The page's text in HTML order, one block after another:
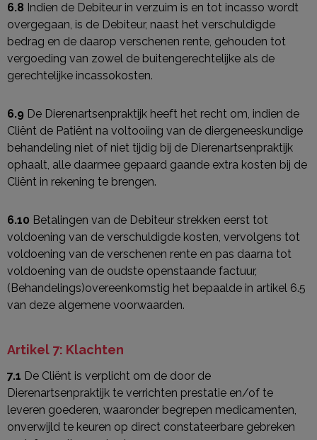
6.8 Indien de Debiteur in verzuim is en tot incasso wordt
overgegaan, is de Debiteur, naast het verschuldigde
bedrag en de daarop verschenen rente, gehouden tot
vergoeding van zowel de buitengerechtelijke als de
gerechtelijke incassokosten.
6.9 De Dierenartsenpraktijk heeft het recht om, indien de
Cliënt de Patiënt na voltooiing van de diergeneeskundige
behandeling niet of niet tijdig bij de Dierenartsenpraktijk
ophaalt, alle daarmee gepaard gaande extra kosten bij de
Cliënt in rekening te brengen.
6.10 Betalingen van de Debiteur strekken eerst tot
voldoening van de verschuldigde kosten, vervolgens tot
voldoening van de verschenen rente en pas daarna tot
voldoening van de oudste openstaande factuur,
(Behandelings)overeenkomstig het bepaalde in artikel 6.5
van deze algemene voorwaarden.
Artikel 7: Klachten
7.1 De Cliënt is verplicht om de door de
Dierenartsenpraktijk te verrichten prestatie en/of te
leveren goederen, waaronder begrepen medicamenten,
onverwijld te keuren op direct constateerbare gebreken